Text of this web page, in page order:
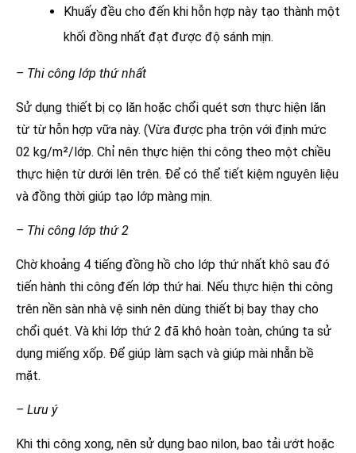
Khuấy đều cho đến khi hỗn hợp này tạo thành một
khối đồng nhất đạt được độ sánh mịn.
– Thi công lớp thứ nhất
Sử dụng thiết bị cọ lăn hoặc chổi quét sơn thực hiện lăn
từ từ hỗn hợp vữa này. (Vừa được pha trộn với định mức
02 kg/m²/lớp. Chỉ nên thực hiện thi công theo một chiều
thực hiện từ dưới lên trên. Để có thể tiết kiệm nguyên liệu
và đồng thời giúp tạo lớp màng mịn.
– Thi công lớp thứ 2
Chờ khoảng 4 tiếng đồng hồ cho lớp thứ nhất khô sau đó
tiến hành thi công đến lớp thứ hai. Nếu thực hiện thi công
trên nền sàn nhà vệ sinh nên dùng thiết bị bay thay cho
chổi quét. Và khi lớp thứ 2 đã khô hoàn toàn, chúng ta sử
dụng miếng xốp. Để giúp làm sạch và giúp mài nhẵn bề
mặt.
– Lưu ý
Khi thi công xong, nên sử dụng bao nilon, bao tải ướt hoặc